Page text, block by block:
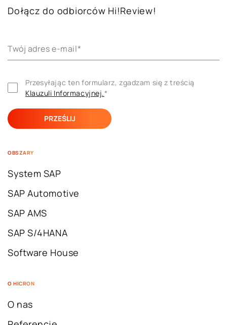
Dołącz do odbiorców Hi!Review!
Twój adres e-mail*
Klauzuli ​​Informacyjnej.*
OBSZARY
System SAP
SAP Automotive
SAP AMS
SAP S/4HANA
Software House
O HICRON
O nas